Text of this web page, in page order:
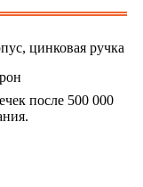
цинковая ручка
после 500 000